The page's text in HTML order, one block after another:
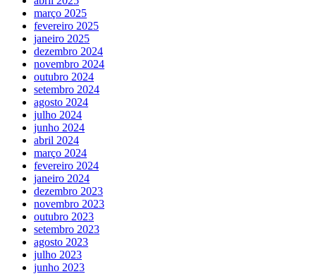
março 2025
fevereiro 2025
janeiro 2025
dezembro 2024
novembro 2024
outubro 2024
setembro 2024
agosto 2024
julho 2024
junho 2024
abril 2024
março 2024
fevereiro 2024
janeiro 2024
dezembro 2023
novembro 2023
outubro 2023
setembro 2023
agosto 2023
julho 2023
junho 2023